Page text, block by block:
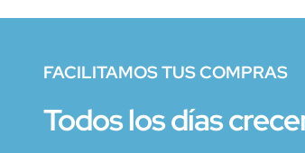
FACILITAMOS TUS COMPRAS
Todos los días